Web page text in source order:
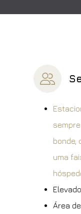
bonde,
uma
Área